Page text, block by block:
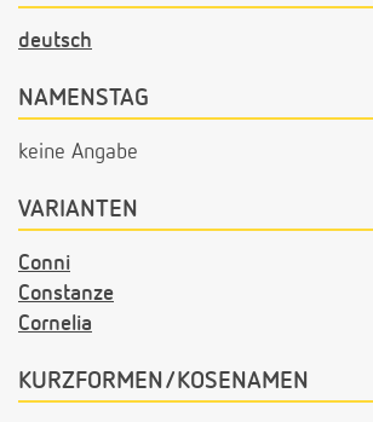
deutsch
NAMENSTAG
keine Angabe
VARIANTEN
Conni
Constanze
Cornelia
KURZFORMEN/KOSENAMEN